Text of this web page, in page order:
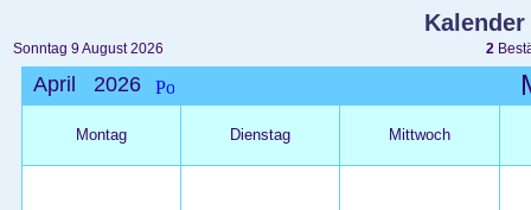
Sonntag 9 August 2026 2
April 2026
Montag Dienstag Mittwoch